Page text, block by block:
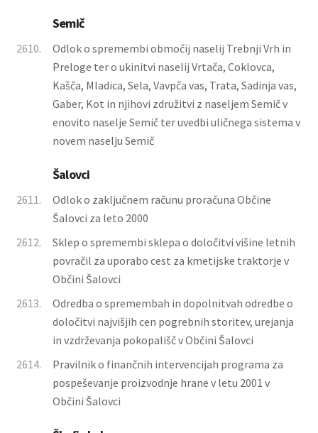
Semič
2610.
Odlok o spremembi območij naselij Trebnji Vrh in
Preloge ter o ukinitvi naselij Vrtača, Coklovca,
Kašča, Mladica, Sela, Vavpča vas, Trata, Sadinja vas,
Gaber, Kot in njihovi združitvi z naseljem Semič v
enovito naselje Semič ter uvedbi uličnega sistema v
novem naselju Semič
Šalovci
2611.
Odlok o zaključnem računu proračuna Občine
Šalovci za leto 2000
2612.
Sklep o spremembi sklepa o določitvi višine letnih
povračil za uporabo cest za kmetijske traktorje v
Občini Šalovci
2613.
Odredba o spremembah in dopolnitvah odredbe o
določitvi najvišjih cen pogrebnih storitev, urejanja
in vzdrževanja pokopališč v Občini Šalovci
2614.
Pravilnik o finančnih intervencijah programa za
pospeševanje proizvodnje hrane v letu 2001 v
Občini Šalovci